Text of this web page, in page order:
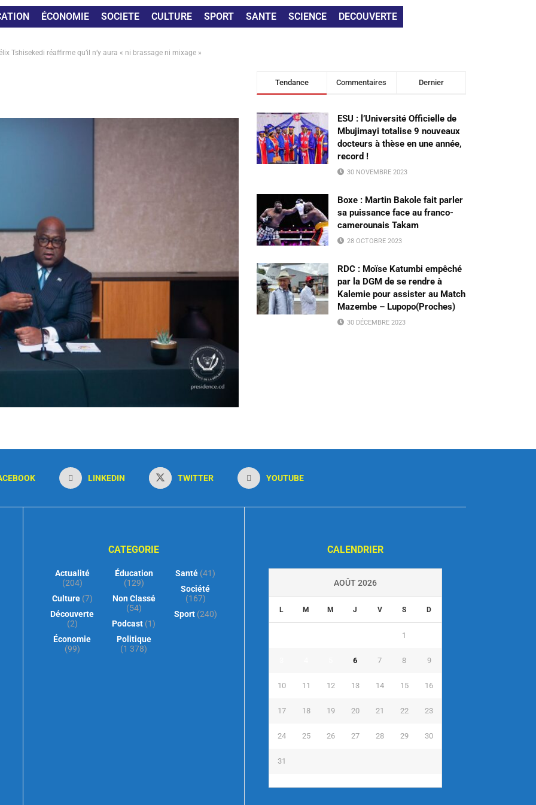
ÉCONOMIE SOCIETE CULTURE SPORT SANTE SCIENCE DECOUVERTE
Tshisekedi réaffirme qu’il n’y aura « ni brassage ni mixage »
Tendance Commentaires Dernier
ESU : l’Université Officielle de
Mbujimayi totalise 9 nouveaux
docteurs à thèse en une année,
record !
30 NOVEMBRE 2023
Boxe : Martin Bakole fait parler
sa puissance face au franco-
camerounais Takam
28 OCTOBRE 2023
RDC : Moïse Katumbi empêché
par la DGM de se rendre à
Kalemie pour assister au Match
Mazembe – Lupopo(Proches)
30 DÉCEMBRE 2023
LINKEDIN TWITTER YOUTUBE
CATEGORIE
Actualité
(204)
Culture(7)
Découverte
(2)
Économie
(99)
Éducation
(129)
Non Classé
(54)
Podcast (1)
Politique
(1 378)
Santé (41)
Société
(167)
Sport(240)
CALENDRIER
AOÛT 2026
L M M J V S D
1
6 7 8 9
10 11 12 13 14 15 16
17 18 19 20 21 22 23
24 25 26 27 28 29 30
31